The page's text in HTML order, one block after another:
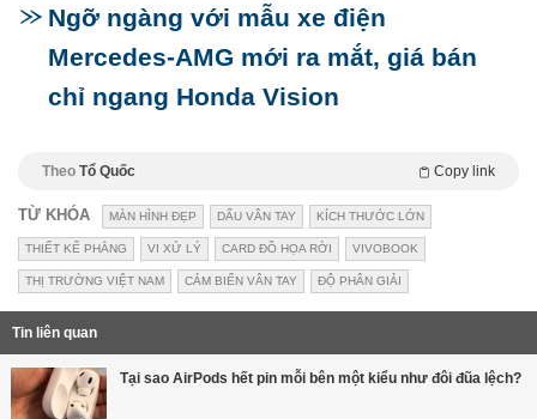
Ngỡ ngàng với mẫu xe điện
Mercedes-AMG mới ra mắt, giá bán
chỉ ngang Honda Vision
Theo Tổ Quốc Copy link
TỪ KHÓA MÀN HÌNH ĐẸP DẤU VÂN TAY KÍCH THƯỚC LỚN
THIẾT KẾ PHẲNG VI XỬ LÝ CARD ĐỒ HỌA RỜI VIVOBOOK
THỊ TRƯỜNG VIỆT NAM CẢM BIẾN VÂN TAY ĐỘ PHÂN GIẢI
Tin liên quan
Tại sao AirPods hết pin mỗi bên một kiểu như đôi đũa lệch?